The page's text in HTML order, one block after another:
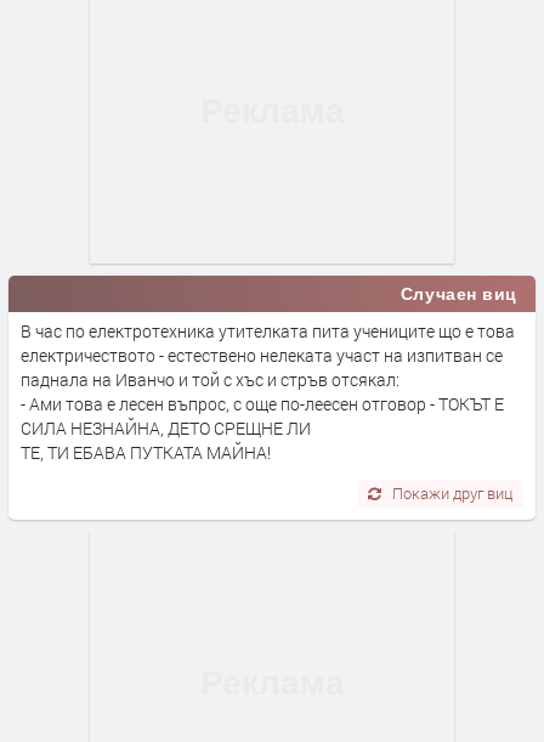
Случаен виц
В час по електротехника утителката пита учениците що е това
електричеството - естествено нелеката участ на изпитван се
паднала на Иванчо и той с хъс и стръв отсякал:
- Ами това е лесен въпрос, с още по-леесен отговор - ТОКЪТ Е
СИЛА НЕЗНАЙНА, ДЕТО СРЕЩНЕ ЛИ
ТЕ, ТИ ЕБАВА ПУТКАТА МАЙНА!
Покажи друг виц